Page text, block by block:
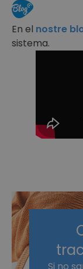
En el nostre
sistema.
Si no